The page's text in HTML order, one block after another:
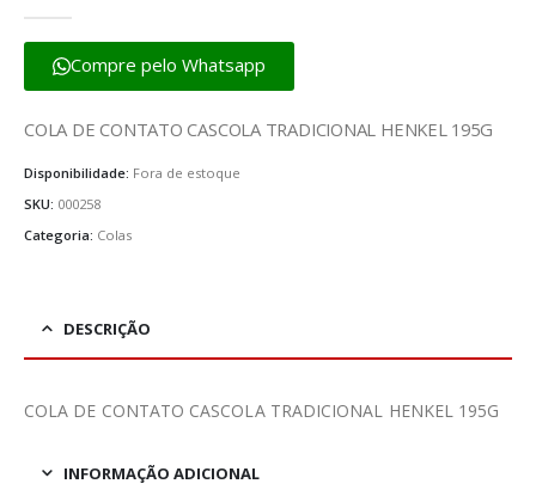
Compre pelo Whatsapp
COLA DE CONTATO CASCOLA TRADICIONAL HENKEL 195G
Disponibilidade: Fora de estoque
SKU: 000258
Categoria: Colas
DESCRIÇÃO
COLA DE CONTATO CASCOLA TRADICIONAL HENKEL 195G
INFORMAÇÃO ADICIONAL